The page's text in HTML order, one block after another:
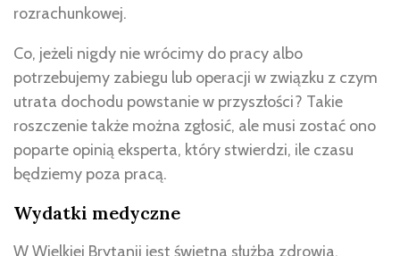
rozrachunkowej.
Co, jeżeli nigdy nie wrócimy do pracy albo
potrzebujemy zabiegu lub operacji w związku z czym
utrata dochodu powstanie w przyszłości? Takie
roszczenie także można zgłosić, ale musi zostać ono
poparte opinią eksperta, który stwierdzi, ile czasu
będziemy poza pracą.
Wydatki medyczne
W Wielkiej Brytanii jest świetna służba zdrowia.